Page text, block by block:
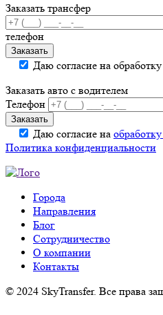
Заказать трансфер
телефон
Даю согласие на
Заказать авто с водителем
Телефон
Даю согласие на
Политика конфиденциальности
Города
Направления
Блог
Сотрудничество
О компании
Контакты
© 2024 SkyTransfer. Все права